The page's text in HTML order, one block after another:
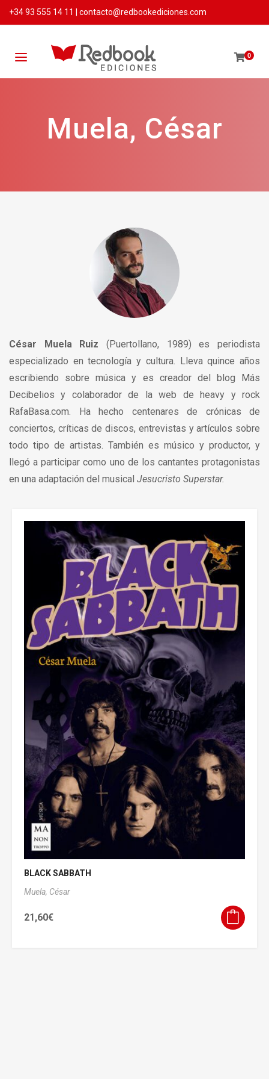
+34 93 555 14 11 contacto@redbookediciones.com
0
Muela, César
César Muela Ruiz (Puer­tollano, 1989) es perio­dista
especializado en tecnología y cultura. Lleva quince años
escribiendo sobre música y es creador del blog Más
Decibelios y colaborador de la web de heavy y rock
RafaBasa.com. Ha hecho centenares de crónicas de
concier­tos, críticas de discos, entrevistas y artícu­los sobre
todo tipo de artistas. También es músico y productor, y
llegó a participar como uno de los cantantes protagonistas
en una adaptación del musical Jesucristo Superstar.
BLACK SABBATH
Muela, César
21,60€